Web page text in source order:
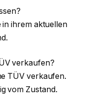
ihrem aktuellen
verkaufen?
TÜV verkaufen.
vom Zustand.